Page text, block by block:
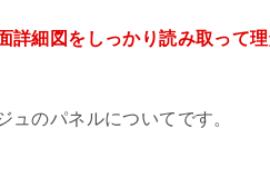
詳細図をしっかり読み取って理
ュのパネルについてです。